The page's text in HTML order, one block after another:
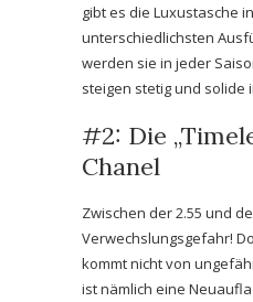
gibt es die Luxustasche
unterschiedlichsten
werden sie in jeder
steigen stetig und solide
#2: Die
Chanel
Zwischen der 2.55 und
Verwechslungsgefahr!
kommt nicht von
ist nämlich eine